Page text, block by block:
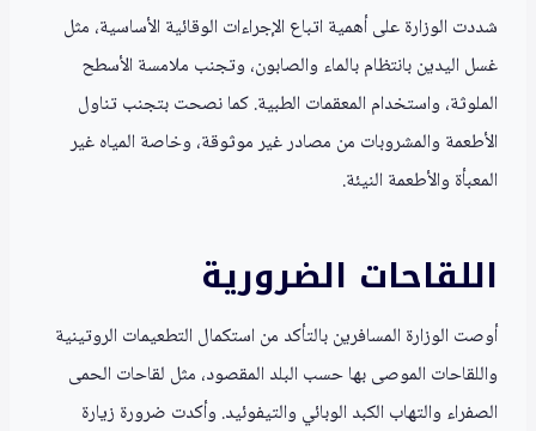
شددت الوزارة على أهمية اتباع الإجراءات الوقائية الأساسية، مثل
غسل اليدين بانتظام بالماء والصابون، وتجنب ملامسة الأسطح
الملوثة، واستخدام المعقمات الطبية. كما نصحت بتجنب تناول
الأطعمة والمشروبات من مصادر غير موثوقة، وخاصة المياه غير
المعبأة والأطعمة النيئة.
اللقاحات الضرورية
أوصت الوزارة المسافرين بالتأكد من استكمال التطعيمات الروتينية
واللقاحات الموصى بها حسب البلد المقصود، مثل لقاحات الحمى
الصفراء والتهاب الكبد الوبائي والتيفوئيد. وأكدت ضرورة زيارة